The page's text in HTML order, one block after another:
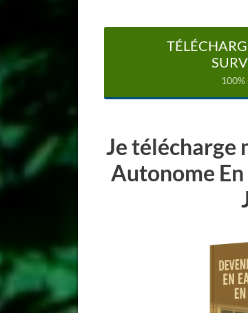
100%
Je télécharge
Autonome